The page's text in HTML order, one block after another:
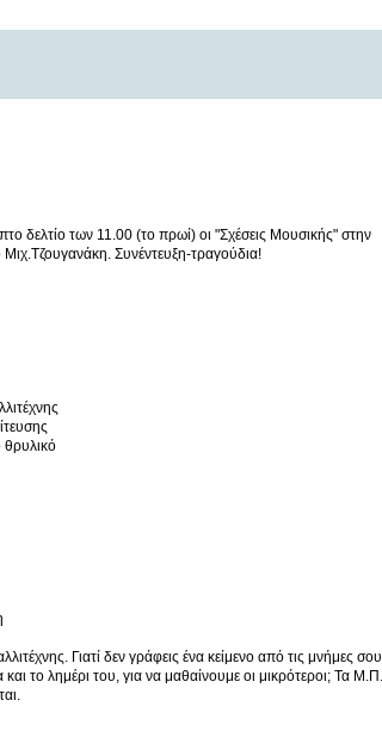
δελτίο των 11.00 (το πρωί) οι "Σχέσεις Μουσικής" στην
Συνέντευξη-τραγούδια!
θρυλικό
Γιατί δεν γράφεις ένα κείμενο από τις μνήμες σου
το λημέρι του, για να μαθαίνουμε οι μικρότεροι; Τα Μ.Π.